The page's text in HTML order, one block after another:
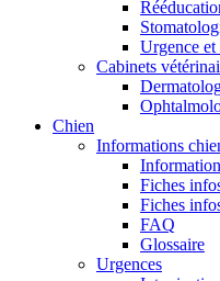
Urgence et
Cabinets
Chien
Informations
Fiches
Fiches
FAQ
Glossaire
Urgences